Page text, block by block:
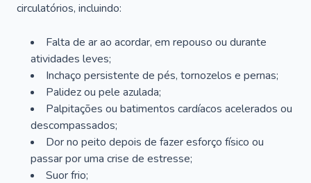
circulatórios, incluindo:
Falta de ar ao acordar, em repouso ou durante
atividades leves;
Inchaço persistente de pés, tornozelos e pernas;
Palidez ou pele azulada;
Palpitações ou batimentos cardíacos acelerados ou
descompassados;
Dor no peito depois de fazer esforço físico ou
passar por uma crise de estresse;
Suor frio;